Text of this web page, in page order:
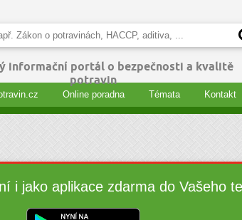
informační portál o bezpečnosti a kvalitě
potravin
Online poradna Témata Kontakt
i jako aplikace zdarma do Vašeho